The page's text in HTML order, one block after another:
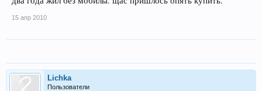
15 апр 2010
Lichka
Пользователи